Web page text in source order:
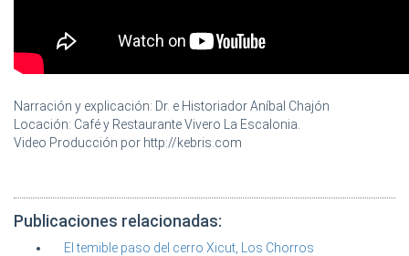
Narración y explicación: Dr. e Historiador Aníbal Chajón
Locación: Café y Restaurante Vivero La Escalonia.
Video Producción por http://kebris.com
Publicaciones relacionadas:
El temible paso del cerro Xicut, Los Chorros